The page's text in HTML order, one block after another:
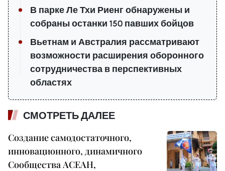
В парке Ле Тхи Риенг обнаружены и
собраны останки 150 павших бойцов
Вьетнам и Австралия рассматривают
возможности расширения оборонного
сотрудничества в перспективных
областях
СМОТРЕТЬ ДАЛЕЕ
Создание самодостаточного,
инновационного, динамичного
Сообщества АСЕАН,